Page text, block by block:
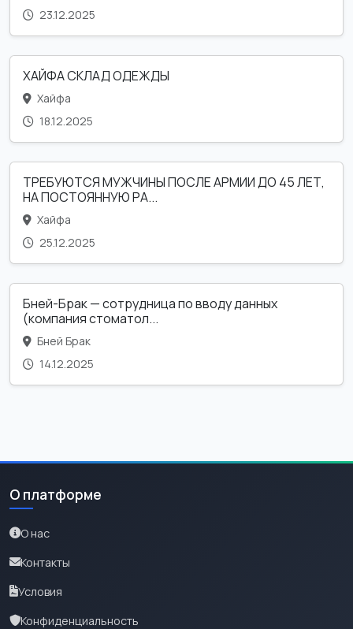
23.12.2025
ХАЙФА СКЛАД ОДЕЖДЫ
Хайфа
18.12.2025
ТРЕБУЮТСЯ МУЖЧИНЫ ПОСЛЕ АРМИИ ДО 45 ЛЕТ,
НА ПОСТОЯННУЮ РА...
Хайфа
25.12.2025
Бней-Брак — сотрудница по вводу данных
(компания стоматол...
Бней Брак
14.12.2025
О платформе
О нас
Контакты
Условия
Конфиденциальность